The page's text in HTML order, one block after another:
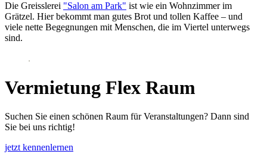
Die Greisslerei "Salon am Park" ist wie ein Wohnzimmer im
Grätzel. Hier bekommt man gutes Brot und tollen Kaffee – und
viele nette Begegnungen mit Menschen, die im Viertel unterwegs
sind.
Vermietung Flex Raum
Suchen Sie einen schönen Raum für Veranstaltungen? Dann sind
Sie bei uns richtig!
jetzt kennenlernen